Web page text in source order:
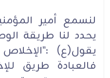
لنسمع أمير
يحدد لنا طريقة
فالعبادة طريق